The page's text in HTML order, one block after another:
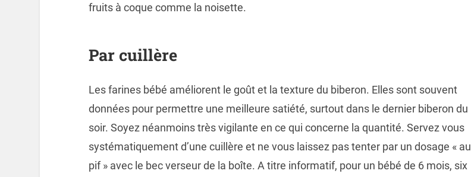
fruits à coque comme la noisette.
Par cuillère
Les farines bébé améliorent le goût et la texture du biberon. Elles sont souvent
données pour permettre une meilleure satiété, surtout dans le dernier biberon du
soir. Soyez néanmoins très vigilante en ce qui concerne la quantité. Servez vous
systématiquement d’une cuillère et ne vous laissez pas tenter par un dosage « au
pif » avec le bec verseur de la boîte. A titre informatif, pour un bébé de 6 mois, six